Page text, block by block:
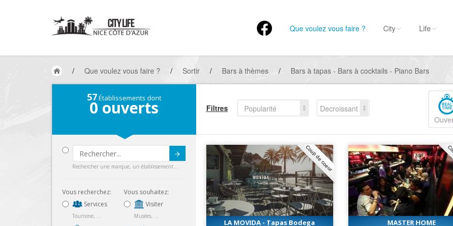
Que voulez vous faire ? City Life
/ Que voulez vous faire ? / Sortir / Bars à thèmes / Bars à tapas - Bars à cocktails - Piano Bars
57Établissements dont
0 ouverts
Rechercher une marque, un établissement...
Vous recherchez:
Services
Tourisme, ...
Vous souhaitez:
Visiter
Musées, ...
Filtres Popularité
Decroissant
Coup de coeur
LA MOVIDA - Tapas Bodega
MASTER HOME